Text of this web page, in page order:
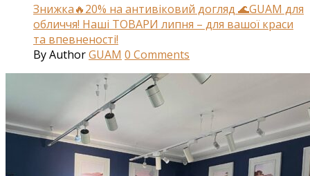
Знижка🔥20% на антивіковий догляд 🌊GUAM для
обличчя! Наші ТОВАРИ липня – для вашої краси
та впевненості!
ByAuthorGUAM 0 Comments